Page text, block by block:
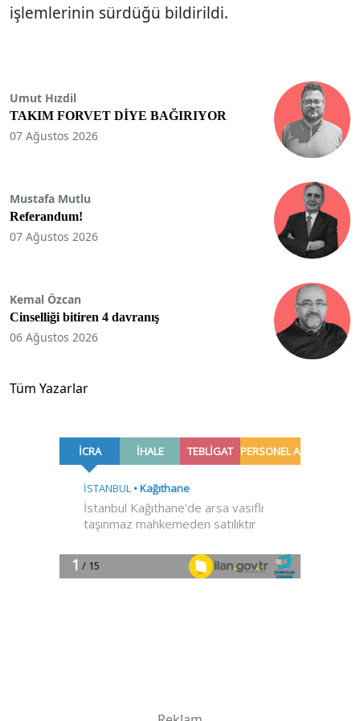
işlemlerinin sürdüğü bildirildi.
Umut Hızdil
TAKIM FORVET DİYE BAĞIRIYOR
07 Ağustos 2026
Mustafa Mutlu
Referandum!
07 Ağustos 2026
Kemal Özcan
Cinselliği bitiren 4 davranış
06 Ağustos 2026
Tüm Yazarlar